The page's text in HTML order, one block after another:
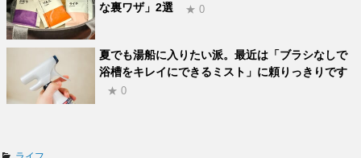
な裏ワザ」2選
★ 0
夏でも湯船に入りたい派。最近は「ブラシなしで
浴槽をキレイにできるミスト」に頼りっきりです
★ 0